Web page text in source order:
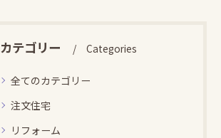
カテゴリー Categories
全てのカテゴリー
注文住宅
リフォーム